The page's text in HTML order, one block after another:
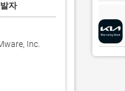
자
Inc.